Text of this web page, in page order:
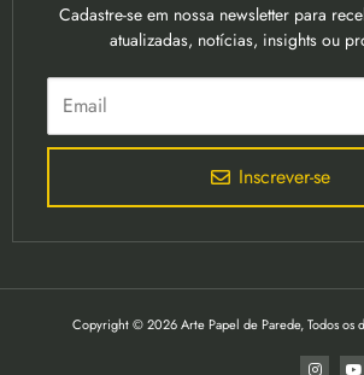
Cadastre-se em nossa newsletter para
atualizadas, notícias, insights ou
Inscrever-se
Copyright © 2026 Arte Papel de Parede, Todos os